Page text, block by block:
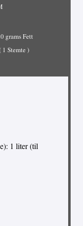
grams Fett
1 Stemte )
1 liter (til